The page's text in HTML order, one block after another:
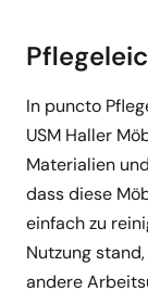
In puncto
USM Haller
Materialien
dass diese
einfach zu
Nutzung
andere